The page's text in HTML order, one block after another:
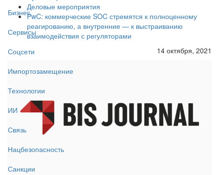
Бизнес
Сервисы
Соцсети
Импортозамещение
Технологии
ИИ
Связь
Нацбезопасность
Санкции
Деловые мероприятия
PwC: коммерческие SOC стремятся к полноценному
реагированию, а внутренние — к выстраиванию
взаимодействия с регуляторами
14 октября, 2021